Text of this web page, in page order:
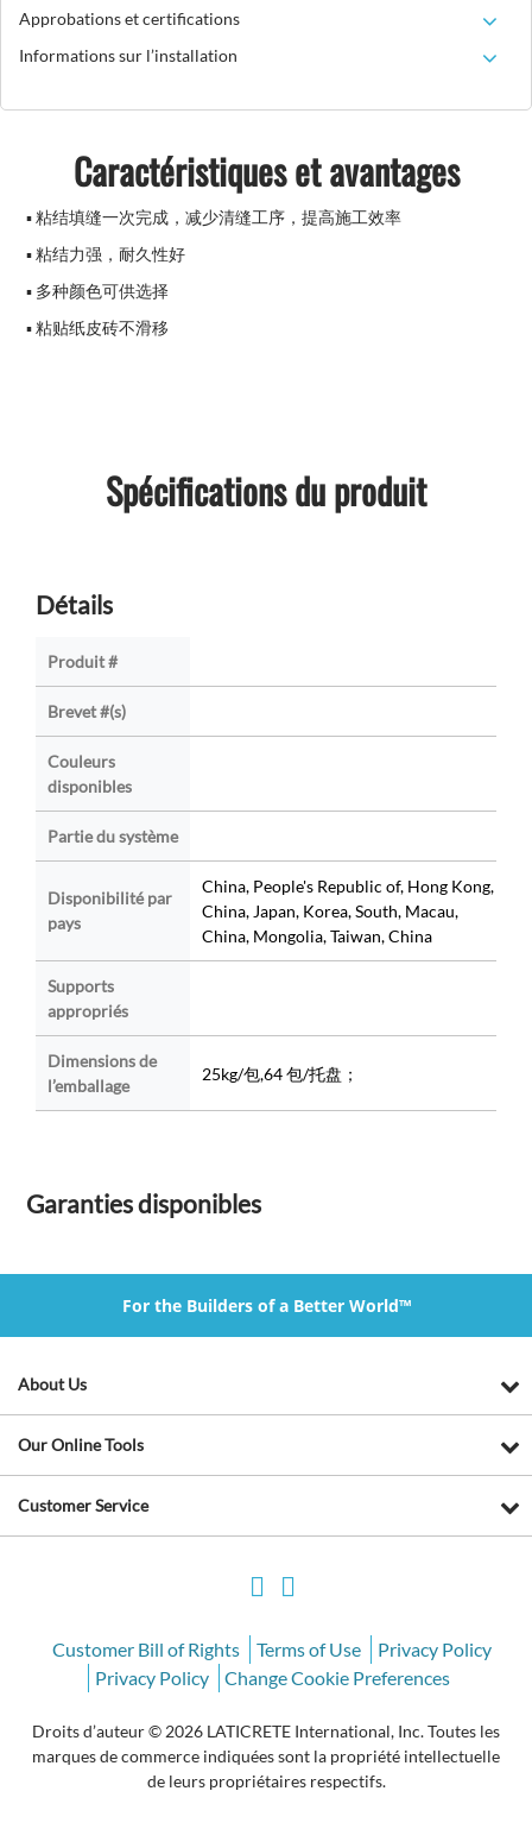
Approbations et certifications
Informations sur l’installation
Caractéristiques et avantages
▪ 粘结填缝一次完成，减少清缝工序，提高施工效率
▪ 粘结力强，耐久性好
▪ 多种颜色可供选择
▪ 粘贴纸皮砖不滑移
Spécifications du produit
Détails
Produit #
Brevet #(s)
Couleurs
disponibles
Partie du système
Disponibilité par
pays
China, People's Republic of, Hong Kong,
China, Japan, Korea, South, Macau,
China, Mongolia, Taiwan, China
Supports
appropriés
Dimensions de
l’emballage
25kg/包,64 包/托盘；
Garanties disponibles
For the Builders of a Better World™
About Us
Our Online Tools
Customer Service
Customer Bill of Rights Terms of Use
Privacy Policy
Privacy Policy
Change Cookie Preferences
Droits d’auteur © 2026 LATICRETE International, Inc. Toutes les
marques de commerce indiquées sont la propriété intellectuelle
de leurs propriétaires respectifs.